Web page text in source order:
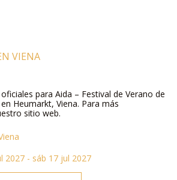
VIENA
para Aida – Festival de Verano de
Heumarkt, Viena. Para más
sitio web.
2027 - sáb 17 jul 2027